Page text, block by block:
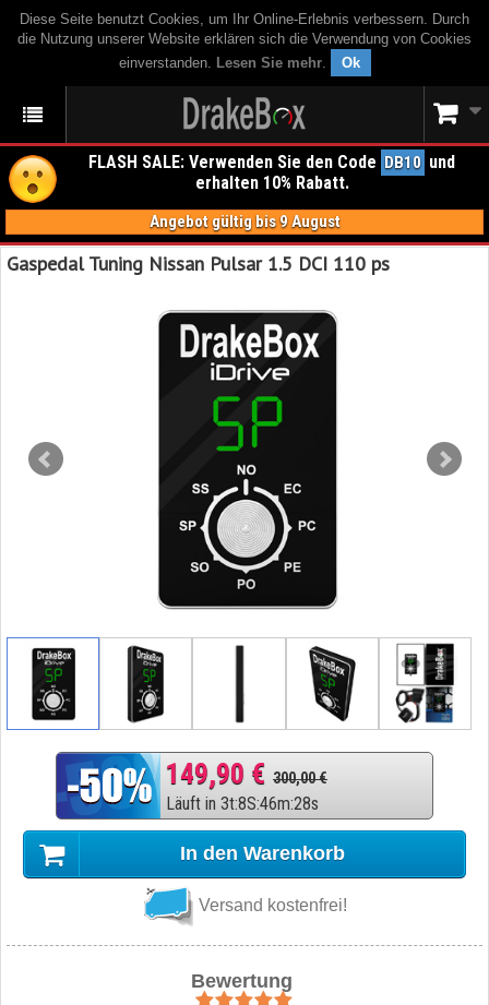
Diese Seite benutzt Cookies, um Ihr Online-Erlebnis verbessern. Durch
die Nutzung unserer Website erklären sich die Verwendung von Cookies
einverstanden. Lesen Sie mehr. Ok
FLASH SALE: Verwenden Sie den Code DB10 und
erhalten 10% Rabatt.
Angebot gültig bis 9 August
Gaspedal Tuning Nissan Pulsar 1.5 DCI 110 ps
149,90 € 300,00 €
Läuft in 3t:8S:46m:27s
In den Warenkorb
Versand kostenfrei!
Bewertung